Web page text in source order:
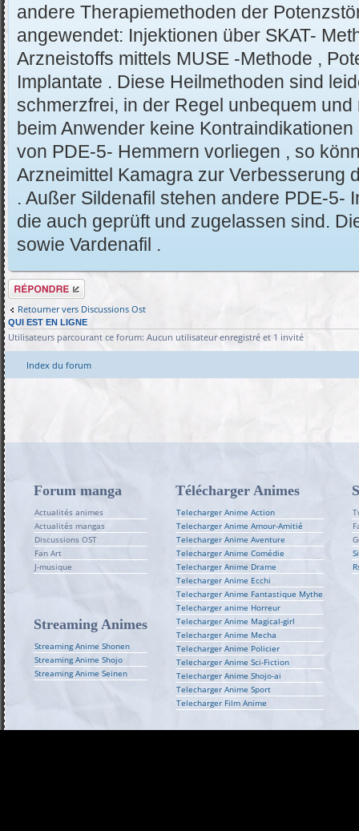
andere Therapiemethoden der
angewendet: Injektionen über SKAT-
Arzneistoffs mittels MUSE -Methode ,
Implantate . Diese Heilmethoden sind
schmerzfrei, in der Regel unbequem
beim Anwender keine
von PDE-5- Hemmern vorliegen , so
Arzneimittel Kamagra zur Verbesserung
. Außer Sildenafil stehen andere PDE-5-
die auch geprüft und zugelassen sind.
sowie Vardenafil .
Répondre
Retourner vers Discussions Ost
QUI EST EN LIGNE
Utilisateurs parcourant ce forum: Aucun utilisateur enregistré et 1 invité
Index du forum
Forum manga
Actualités animes
Actualités mangas
Discussions OST
Fan Art
J-musique
Streaming Animes
Streaming Anime Shonen
Streaming Anime Shojo
Streaming Anime Seinen
Télécharger Animes
Telecharger Anime Action
Telecharger Anime Amour-Amitié
Telecharger Anime Aventure
Telecharger Anime Comédie
Telecharger Anime Drame
Telecharger Anime Ecchi
Telecharger Anime Fantastique Mythe
Telecharger anime Horreur
Telecharger Anime Magical-girl
Telecharger Anime Mecha
Telecharger Anime Policier
Telecharger Anime Sci-Fiction
Telecharger Anime Shojo-ai
Telecharger Anime Sport
Telecharger Film Anime